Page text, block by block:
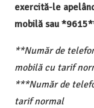
exercită-le
mobilă sau
**Număr de
mobilă cu tarif
***Număr de
tarif normal